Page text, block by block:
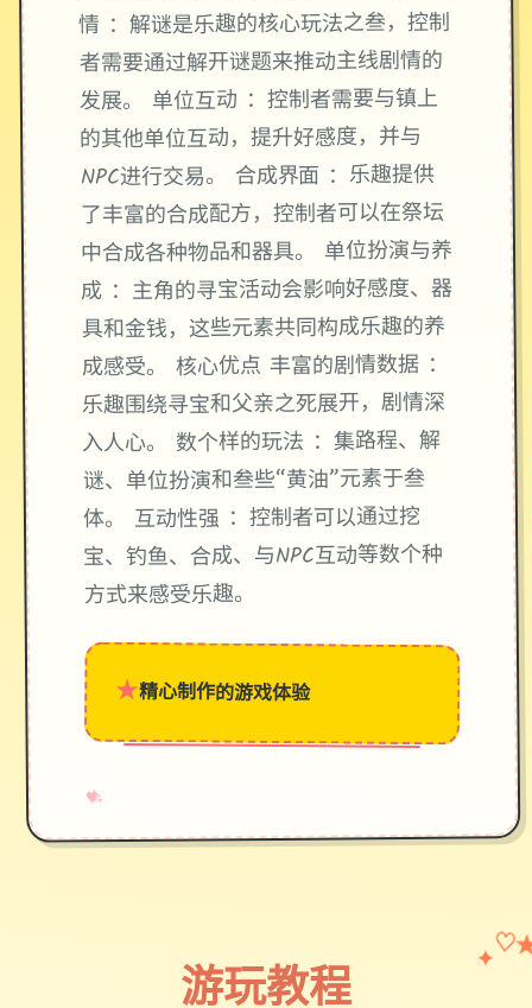
情 ：解谜是乐趣的核心玩法之叁，控制
者需要通过解开谜题来推动主线剧情的
发展。 单位互动 ：控制者需要与镇上
的其他单位互动，提升好感度，并与
NPC进行交易。 合成界面 ：乐趣提供
了丰富的合成配方，控制者可以在祭坛
中合成各种物品和器具。 单位扮演与养
成 ：主角的寻宝活动会影响好感度、器
具和金钱，这些元素共同构成乐趣的养
成感受。 核心优点 丰富的剧情数据 ：
乐趣围绕寻宝和父亲之死展开，剧情深
入人心。 数个样的玩法 ：集路程、解
谜、单位扮演和叁些“黄油”元素于叁
体。 互动性强 ：控制者可以通过挖
宝、钓鱼、合成、与NPC互动等数个种
方式来感受乐趣。
★精心制作的游戏体验
♥
✧
→
游玩教程
✦ ♡